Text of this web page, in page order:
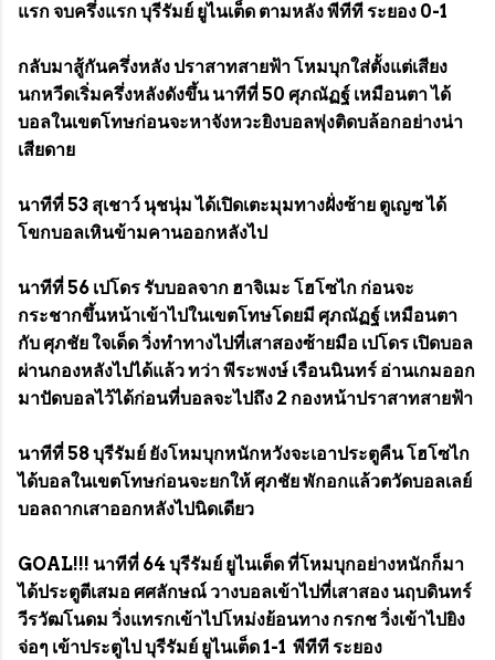
แรก จบครึ่งแรก บุรีรัมย์ ยูไนเต็ด ตามหลัง พีทีที ระยอง 0-1
กลับมาสู้กันครึ่งหลัง ปราสาทสายฟ้า โหมบุกใส่ตั้งแต่เสียง
นกหวีดเริ่มครึ่งหลังดังขึ้น นาทีที่ 50 ศุภณัฏฐ์ เหมือนตา ได้
บอลในเขตโทษก่อนจะหาจังหวะยิงบอลพุ่งติดบล้อกอย่างน่า
เสียดาย
นาทีที่ 53 สุเชาว์ นุชนุ่ม ได้เปิดเตะมุมทางฝั่งซ้าย ตูเญซ ได้
โขกบอลเหินข้ามคานออกหลังไป
นาทีที่ 56 เปโดร รับบอลจาก ฮาจิเมะ โฮโซไก ก่อนจะ
กระชากขึ้นหน้าเข้าไปในเขตโทษโดยมี ศุภณัฏฐ์ เหมือนตา
กับ ศุภชัย ใจเด็ด วิ่งทำทางไปที่เสาสองซ้ายมือ เปโดร เปิดบอล
ผ่านกองหลังไปได้แล้ว ทว่า พีระพงษ์ เรือนนินทร์ อ่านเกมออก
มาปัดบอลไว้ได้ก่อนที่บอลจะไปถึง 2 กองหน้าปราสาทสายฟ้า
นาทีที่ 58 บุรีรัมย์ ยังโหมบุกหนักหวังจะเอาประตูคืน โฮโซไก
ได้บอลในเขตโทษก่อนจะยกให้ ศุภชัย พักอกแล้วตวัดบอลเลย์
บอลถากเสาออกหลังไปนิดเดียว
GOAL!!! นาทีที่ 64 บุรีรัมย์ ยูไนเต็ด ที่โหมบุกอย่างหนักก็มา
ได้ประตูตีเสมอ ศศลักษณ์ วางบอลเข้าไปที่เสาสอง นฤบดินทร์
วีรวัฒโนดม วิ่งแทรกเข้าไปโหม่งย้อนทาง กรกช วิ่งเข้าไปยิง
จ่อๆ เข้าประตูไป บุรีรัมย์ ยูไนเต็ด 1-1 พีทีที ระยอง